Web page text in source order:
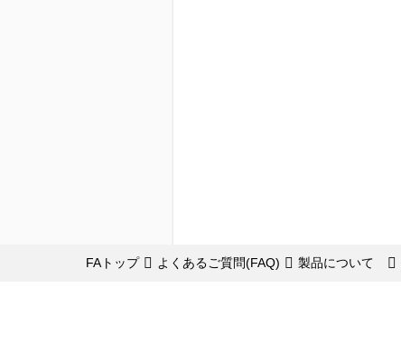
FAトップ よくあるご質問(FAQ) 製品について